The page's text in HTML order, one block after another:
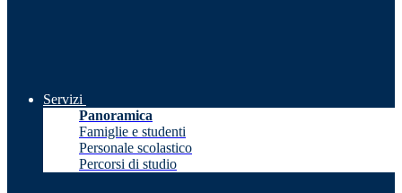
Servizi
Panoramica
Famiglie e studenti
Personale scolastico
Percorsi di studio